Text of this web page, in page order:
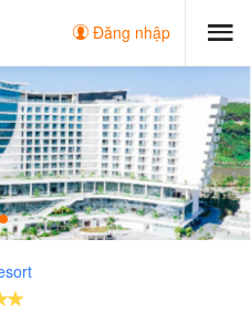
Đăng nhập